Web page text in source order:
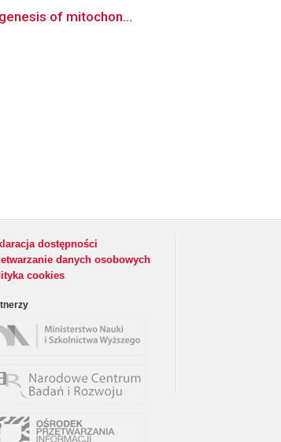
of mitochon...
dostępności
danych osobowych
cookies